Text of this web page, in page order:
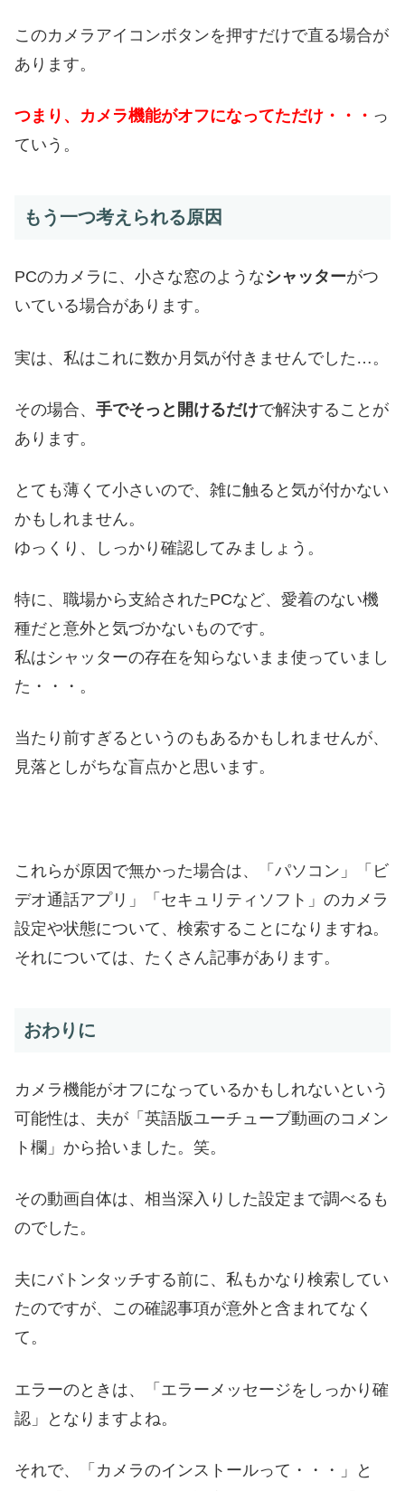
このカメラアイコンボタンを押すだけで直る場合が
あります。
つまり、カメラ機能がオフになってただけ・・・ っ
ていう。
もう一つ考えられる原因
PCのカメラに、小さな窓のようなシャッターがつ
いている場合があります。
実は、私はこれに数か月気が付きませんでした…。
その場合、 手でそっと開けるだけで解決することが
あります。
とても薄くて小さいので、雑に触ると気が付かない
かもしれません。
ゆっくり、しっかり確認してみましょう。
特に、職場から支給されたPCなど、愛着のない機
種だと意外と気づかないものです。
私はシャッターの存在を知らないまま使っていまし
た・・・。
当たり前すぎるというのもあるかもしれませんが、
見落としがちな盲点かと思います。
これらが原因で無かった場合は、「パソコン」「ビ
デオ通話アプリ」「セキュリティソフト」のカメラ
設定や状態について、検索することになりますね。
それについては、たくさん記事があります。
おわりに
カメラ機能がオフになっているかもしれないという
可能性は、夫が「英語版ユーチューブ動画のコメン
ト欄」から拾いました。笑。
その動画自体は、相当深入りした設定まで調べるも
のでした。
夫にバトンタッチする前に、私もかなり検索してい
たのですが、この確認事項が意外と含まれてなく
て。
エラーのときは、「エラーメッセージをしっかり確
認」となりますよね。
それで、「カメラのインストールって・・・」と